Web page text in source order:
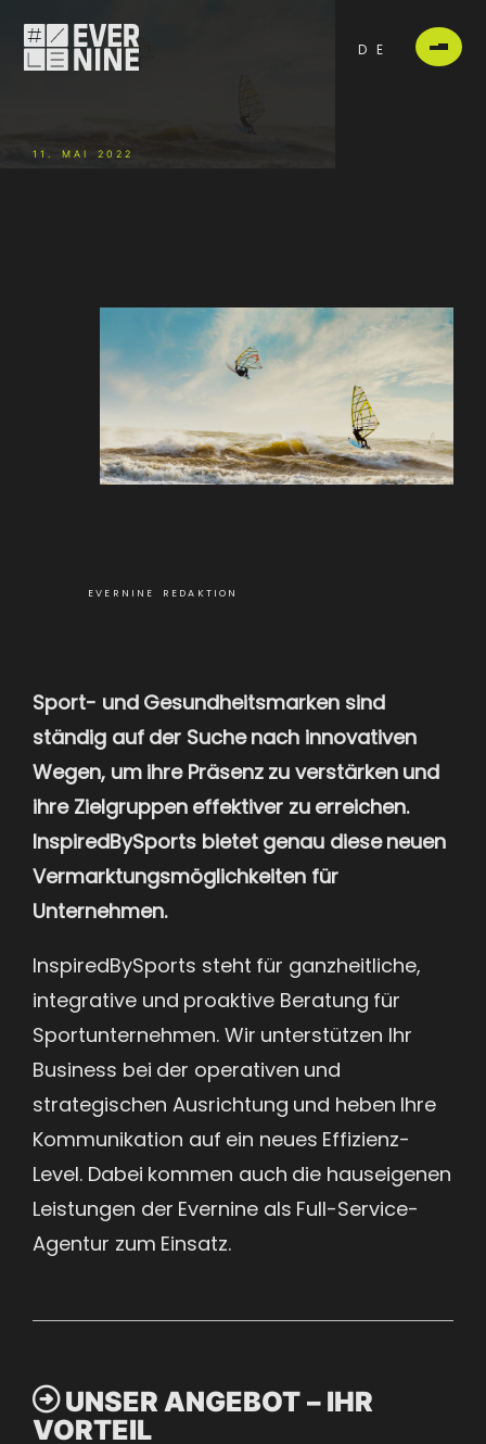
DE
11. MAI 2022
EVERNINE REDAKTION
Sport- und Gesundheitsmarken sind
ständig auf der Suche nach innovativen
Wegen, um ihre Präsenz zu verstärken und
ihre Zielgruppen effektiver zu erreichen.
InspiredBySports bietet genau diese neuen
Vermarktungsmöglichkeiten für
Unternehmen.
InspiredBySports steht für ganzheitliche,
integrative und proaktive Beratung für
Sportunternehmen. Wir unterstützen Ihr
Business bei der operativen und
strategischen Ausrichtung und heben Ihre
Kommunikation auf ein neues Effizienz-
Level. Dabei kommen auch die hauseigenen
Leistungen der Evernine als Full-Service-
Agentur zum Einsatz.​
 UNSER ANGEBOT – IHR
VORTEIL